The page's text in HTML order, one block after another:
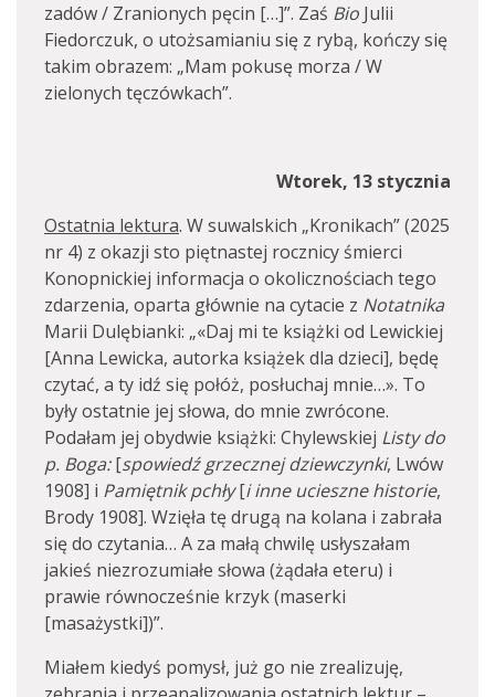
zadów / Zranionych pęcin […]”. Zaś Bio Julii
Fiedorczuk, o utożsamianiu się z rybą, kończy się
takim obrazem: „Mam pokusę morza / W
zielonych tęczówkach”.
Wtorek, 13 stycznia
Ostatnia lektura. W suwalskich „Kronikach” (2025
nr 4) z okazji sto piętnastej rocznicy śmierci
Konopnickiej informacja o okolicznościach tego
zdarzenia, oparta głównie na cytacie z Notatnika
Marii Dulębianki: „«Daj mi te książki od Lewickiej
[Anna Lewicka, autorka książek dla dzieci], będę
czytać, a ty idź się połóż, posłuchaj mnie…». To
były ostatnie jej słowa, do mnie zwrócone.
Podałam jej obydwie książki: Chylewskiej Listy do
p. Boga:[spowiedź grzecznej dziewczynki, Lwów
1908] i Pamiętnik pchły[i inne ucieszne historie,
Brody 1908]. Wzięła tę drugą na kolana i zabrała
się do czytania… A za małą chwilę usłyszałam
jakieś niezrozumiałe słowa (żądała eteru) i
prawie równocześnie krzyk (maserki
[masażystki])”.
Miałem kiedyś pomysł, już go nie zrealizuję,